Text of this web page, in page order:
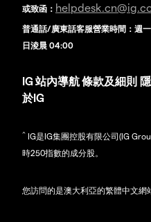
或致函：
普通話/廣東話客服營業時間：週
日淩晨 04:00
IG 站內導航條款及細則
於IG
^ IG是IG集團控股有限公司(IG
時250指數的成分股。
您訪問的是澳大利亞的繁體中文網